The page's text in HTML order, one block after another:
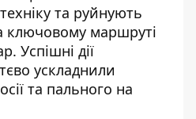
та руйнують
ключовому маршруті
. Успішні дії
ускладнили
та пального на